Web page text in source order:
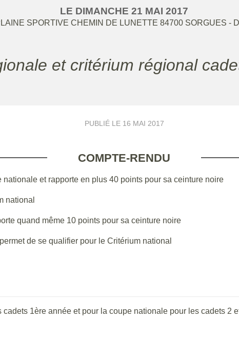
LE DIMANCHE 21 MAI 2017
SPORTIVE CHEMIN DE LUNETTE 84700 SORGUES -
et critérium régional
PUBLIÉ LE 16 MAI 2017
COMPTE-RENDU
et rapporte en plus 40 points pour sa ceinture noire
national
quand même 10 points pour sa ceinture noire
de se qualifier pour le Critérium national
1ère année et pour la coupe nationale pour les cadets 2